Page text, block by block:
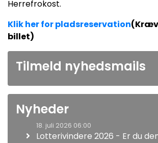
Herrefrokost.
Klik her for pladsreservation
billet)
Tilmeld nyhedsmails
Nyheder
18. juli 2026 06:00
Lotterivindere 2026 - Er du